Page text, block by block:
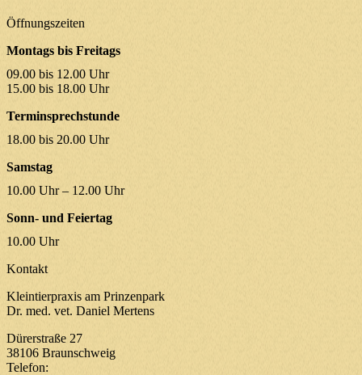
Öffnungszeiten
Montags bis Freitags
09.00 bis 12.00 Uhr
15.00 bis 18.00 Uhr
Terminsprechstunde
18.00 bis 20.00 Uhr
Samstag
10.00 Uhr – 12.00 Uhr
Sonn- und Feiertag
10.00 Uhr
Kontakt
Kleintierpraxis am Prinzenpark
Dr. med. vet. Daniel Mertens
Dürerstraße 27
38106 Braunschweig
Telefon: